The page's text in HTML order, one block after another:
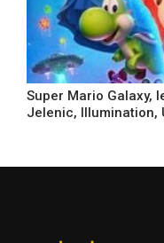
Super Mario Galaxy,
Jelenic, Illumination,